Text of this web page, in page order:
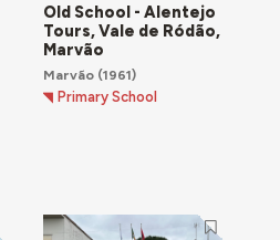
Old School - Alentejo
Tours, Vale de Ródão,
Marvão
Marvão(1961)
Primary School